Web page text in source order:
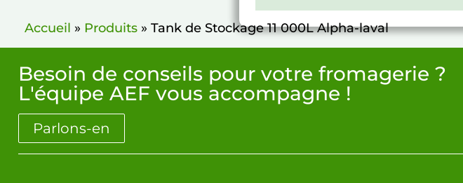
Accueil » Produits » Tank de Stockage 11 000L Alpha-laval
Besoin de conseils pour votre fromagerie ?
L'équipe AEF vous accompagne !
Parlons-en